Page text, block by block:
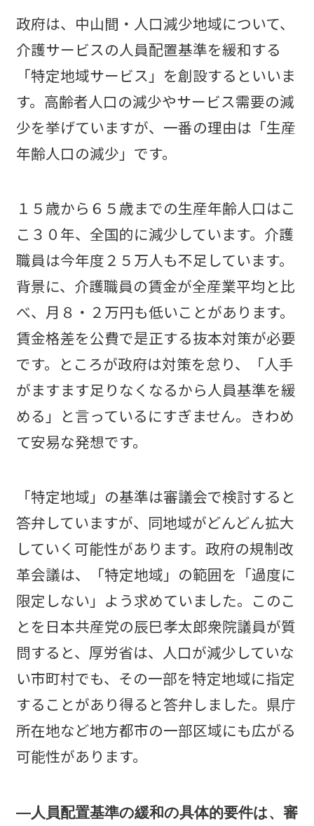
政府は、中山間・人口減少地域について、
介護サービスの人員配置基準を緩和する
「特定地域サービス」を創設するといいま
す。高齢者人口の減少やサービス需要の減
少を挙げていますが、一番の理由は「生産
年齢人口の減少」です。
１５歳から６５歳までの生産年齢人口はこ
こ３０年、全国的に減少しています。介護
職員は今年度２５万人も不足しています。
背景に、介護職員の賃金が全産業平均と比
べ、月８・２万円も低いことがあります。
賃金格差を公費で是正する抜本対策が必要
です。ところが政府は対策を怠り、「人手
がますます足りなくなるから人員基準を緩
める」と言っているにすぎません。きわめ
て安易な発想です。
「特定地域」の基準は審議会で検討すると
答弁していますが、同地域がどんどん拡大
していく可能性があります。政府の規制改
革会議は、「特定地域」の範囲を「過度に
限定しない」よう求めていました。このこ
とを日本共産党の辰巳孝太郎衆院議員が質
問すると、厚労省は、人口が減少していな
い市町村でも、その一部を特定地域に指定
することがあり得ると答弁しました。県庁
所在地など地方都市の一部区域にも広がる
可能性があります。
―人員配置基準の緩和の具体的要件は、審